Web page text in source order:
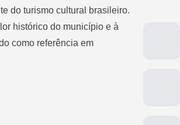
do turismo cultural brasileiro.
histórico do município e à
como referência em